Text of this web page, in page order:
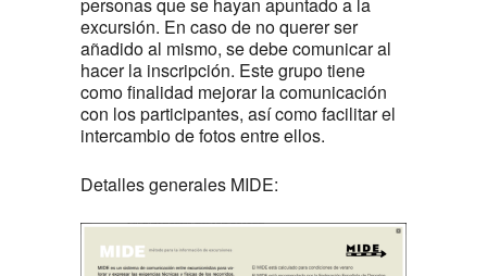
personas que se hayan apuntado a la
excursión. En caso de no querer ser
añadido al mismo, se debe comunicar al
hacer la inscripción. Este grupo tiene
como finalidad mejorar la comunicación
con los participantes, así como facilitar el
intercambio de fotos entre ellos.
Detalles generales MIDE: